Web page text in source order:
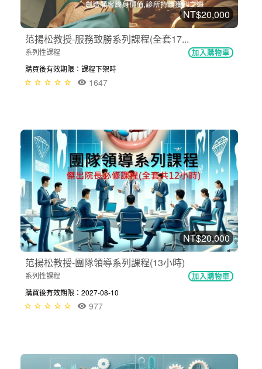
NT$20,000
范揚松教授-服務致勝系列課程(全套17...
系列性課程 加入購物車
購買後有效期限：課程下架時
1647
NT$20,000
范揚松教授-團隊領導系列課程(13小時)
系列性課程 加入購物車
購買後有效期限：2027-08-10
977